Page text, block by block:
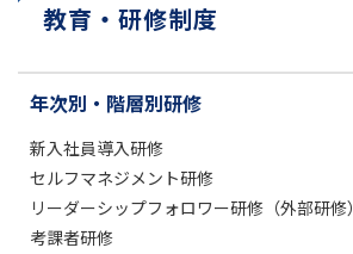
教育・研修制度
年次別・階層別研修
新入社員導入研修
セルフマネジメント研修
リーダーシップフォロワー研修（外部研修）
考課者研修